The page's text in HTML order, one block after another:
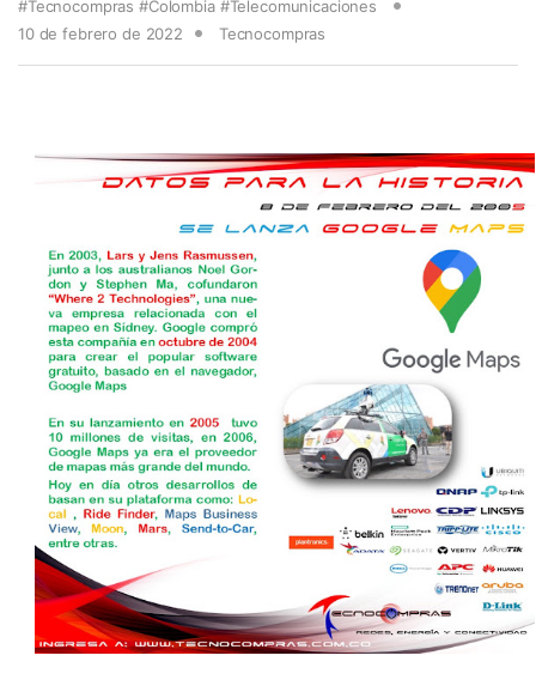
#Tecnocompras #Colombia #Telecomunicaciones
10 de febrero de 2022
Tecnocompras